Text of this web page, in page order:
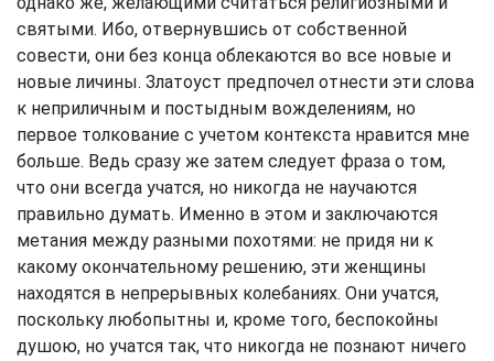
святыми. Ибо, отвернувшись от собственной
совести, они без конца облекаются во все новые и
новые личины. Златоуст предпочел отнести эти слова
к неприличным и постыдным вожделениям, но
первое толкование с учетом контекста нравится мне
больше. Ведь сразу же затем следует фраза о том,
что они всегда учатся, но никогда не научаются
правильно думать. Именно в этом и заключаются
метания между разными похотями: не придя ни к
какому окончательному решению, эти женщины
находятся в непрерывных колебаниях. Они учатся,
поскольку любопытны и, кроме того, беспокойны
душою, но учатся так, что никогда не познают ничего